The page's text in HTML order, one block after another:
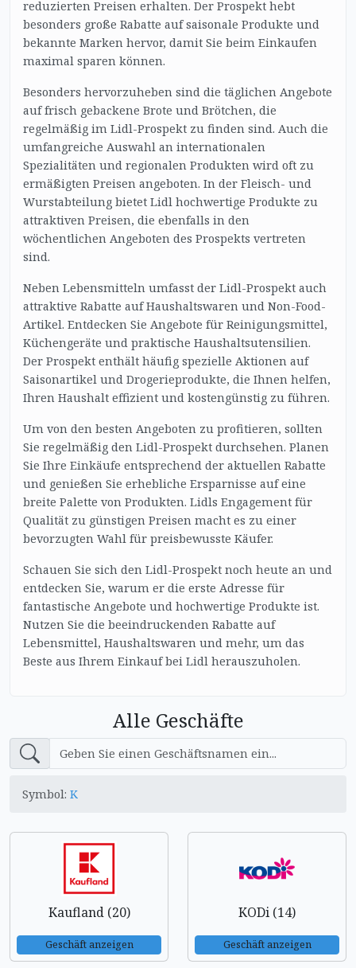
reduzierten Preisen erhalten. Der Prospekt hebt
besonders große Rabatte auf saisonale Produkte und
bekannte Marken hervor, damit Sie beim Einkaufen
maximal sparen können.
Besonders hervorzuheben sind die täglichen Angebote
auf frisch gebackene Brote und Brötchen, die
regelmäßig im Lidl-Prospekt zu finden sind. Auch die
umfangreiche Auswahl an internationalen
Spezialitäten und regionalen Produkten wird oft zu
ermäßigten Preisen angeboten. In der Fleisch- und
Wurstabteilung bietet Lidl hochwertige Produkte zu
attraktiven Preisen, die ebenfalls in den
wöchentlichen Angeboten des Prospekts vertreten
sind.
Neben Lebensmitteln umfasst der Lidl-Prospekt auch
attraktive Rabatte auf Haushaltswaren und Non-Food-
Artikel. Entdecken Sie Angebote für Reinigungsmittel,
Küchengeräte und praktische Haushaltsutensilien.
Der Prospekt enthält häufig spezielle Aktionen auf
Saisonartikel und Drogerieprodukte, die Ihnen helfen,
Ihren Haushalt effizient und kostengünstig zu führen.
Um von den besten Angeboten zu profitieren, sollten
Sie regelmäßig den Lidl-Prospekt durchsehen. Planen
Sie Ihre Einkäufe entsprechend der aktuellen Rabatte
und genießen Sie erhebliche Ersparnisse auf eine
breite Palette von Produkten. Lidls Engagement für
Qualität zu günstigen Preisen macht es zu einer
bevorzugten Wahl für preisbewusste Käufer.
Schauen Sie sich den Lidl-Prospekt noch heute an und
entdecken Sie, warum er die erste Adresse für
fantastische Angebote und hochwertige Produkte ist.
Nutzen Sie die beeindruckenden Rabatte auf
Lebensmittel, Haushaltswaren und mehr, um das
Beste aus Ihrem Einkauf bei Lidl herauszuholen.
Alle Geschäfte
Symbol: K
Kaufland (20)
Geschäft anzeigen
KODi (14)
Geschäft anzeigen